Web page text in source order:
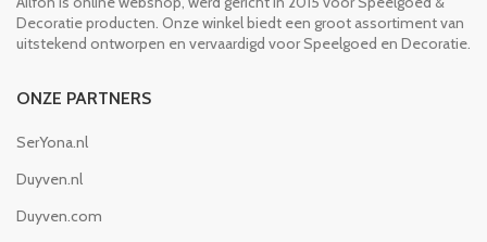
Decoratie producten. Onze winkel biedt een groot assortiment van
uitstekend ontworpen en vervaardigd voor Speelgoed en Decoratie.
ONZE PARTNERS
SerYona.nl
Duyven.nl
Duyven.com